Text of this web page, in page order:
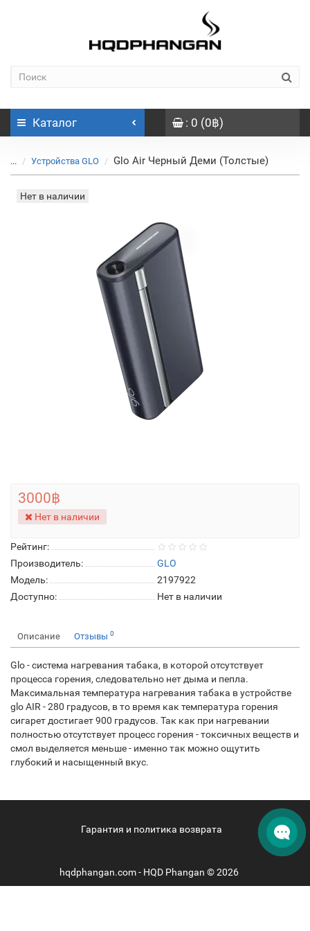
Каталог : 0 (0฿)
... Устройства GLO Glo Air Черный Деми (Толстые)
Нет в наличии
Рейтинг:
Производитель:
GLO
Модель:
2197922
Доступно:
Нет в наличии
3000฿
Нет в наличии
Описание Отзывы 0
Glo - система нагревания табака, в которой отсутствует
процесса горения, следовательно нет дыма и пепла.
Максимальная температура нагревания табака в устройстве
glo AIR - 280 градусов, в то время как температура горения
сигарет достигает 900 градусов. Так как при нагревании
полностью отсутствует процесс горения - токсичных веществ и
смол выделяется меньше - именно так можно ощутить
глубокий и насыщенный вкус.
Гарантия и политика возврата
hqdphangan.com - HQD Phangan © 2026